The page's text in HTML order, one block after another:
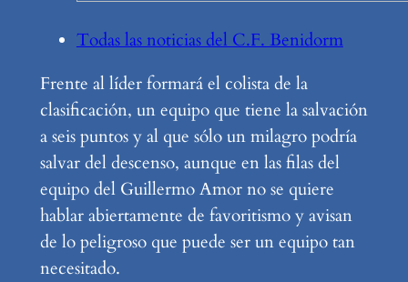
Todas las noticias del C.F. Benidorm
Frente al líder formará el colista de la
clasificación, un equipo que tiene la salvación
a seis puntos y al que sólo un milagro podría
salvar del descenso, aunque en las filas del
equipo del Guillermo Amor no se quiere
hablar abiertamente de favoritismo y avisan
de lo peligroso que puede ser un equipo tan
necesitado.